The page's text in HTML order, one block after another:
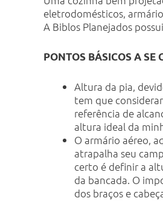
eletrodomésticos,
A Biblos Planejados
PONTOS BÁSICOS A SE
Altura da pia,
tem que
referência de
altura ideal da
O armário aéreo,
atrapalha seu
certo é definir a
da bancada. O
dos braços e